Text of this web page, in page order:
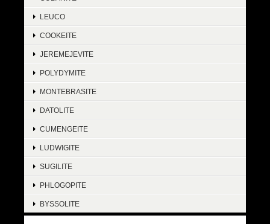
LEUCO
COOKEITE
JEREMEJEVITE
POLYDYMITE
MONTEBRASITE
DATOLITE
CUMENGEITE
LUDWIGITE
SUGILITE
PHLOGOPITE
BYSSOLITE